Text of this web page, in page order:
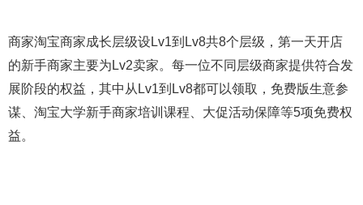
商家淘宝商家成长层级设Lv1到Lv8共8个层级，第一天开店
的新手商家主要为Lv2卖家。每一位不同层级商家提供符合发
展阶段的权益，其中从Lv1到Lv8都可以领取，免费版生意参
谋、淘宝大学新手商家培训课程、大促活动保障等5项免费权
益。